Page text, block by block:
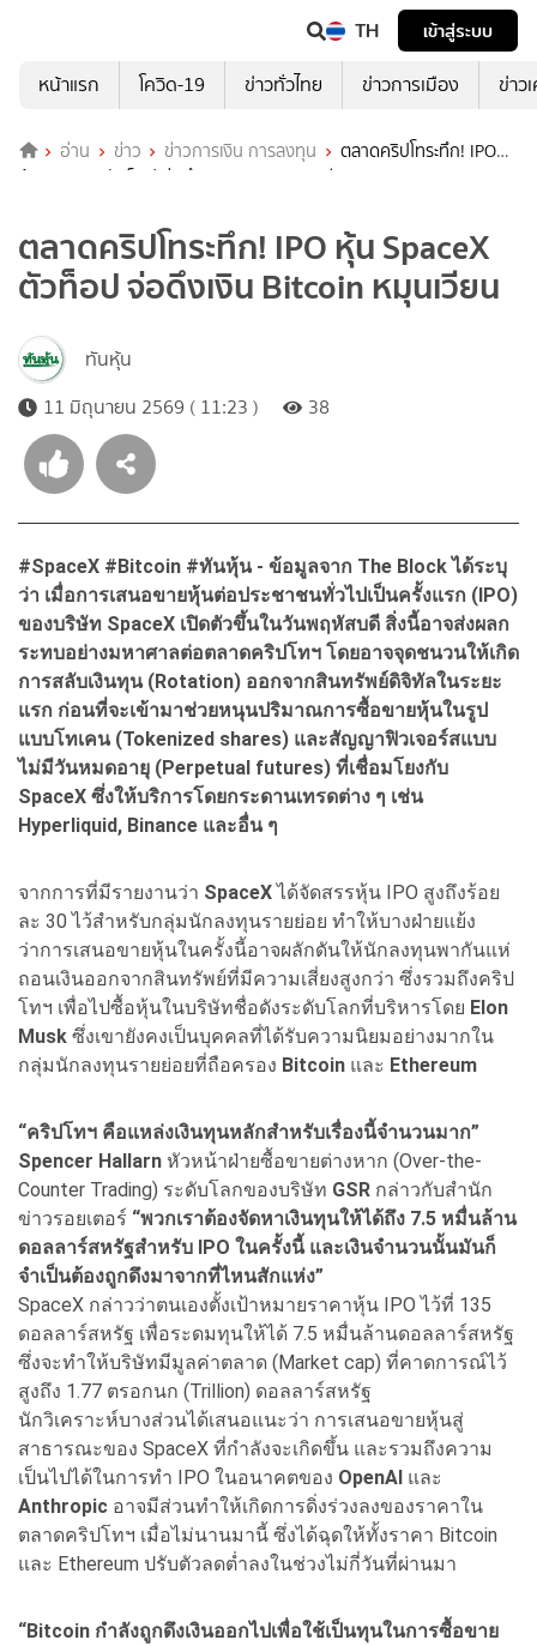
TH
เข้าสู่ระบบ
หน้าแรก
โควิด-19 ข่าวทั่วไทย ข่าวการเมือง ข่าว
อ่าน ข่าว ข่าวการเงิน การลงทุน
ตลาดคริปโทระทึก! IPO
หุ้น SpaceX ตัวท็อป จ่อดึงเงิน Bitcoin หมุนเวียน
ตลาดคริปโทระทึก! IPO หุ้น SpaceX
ตัวท็อป จ่อดึงเงิน Bitcoin หมุนเวียน
ทันหุ้น
11 มิถุนายน 2569 ( 11:23 )
38
#SpaceX #Bitcoin #ทันหุ้น - ข้อมูลจาก The Blockได้ระบุ
ว่า เมื่อการเสนอขายหุ้นต่อประชาชนทั่วไปเป็นครั้งแรก (IPO)
ของบริษัท SpaceX เปิดตัวขึ้นในวันพฤหัสบดี สิ่งนี้อาจส่งผลก
ระทบอย่างมหาศาลต่อตลาดคริปโทฯ โดยอาจจุดชนวนให้เกิด
การสลับเงินทุน (Rotation) ออกจากสินทรัพย์ดิจิทัลในระยะ
แรก ก่อนที่จะเข้ามาช่วยหนุนปริมาณการซื้อขายหุ้นในรูป
แบบโทเคน (Tokenized shares) และสัญญาฟิวเจอร์สแบบ
ไม่มีวันหมดอายุ (Perpetual futures) ที่เชื่อมโยงกับ
SpaceX ซึ่งให้บริการโดยกระดานเทรดต่าง ๆ เช่น
Hyperliquid, Binance และอื่น ๆ
จากการที่มีรายงานว่า SpaceXได้จัดสรรหุ้น IPO สูงถึงร้อย
ละ 30 ไว้สำหรับกลุ่มนักลงทุนรายย่อย ทำให้บางฝ่ายแย้ง
ว่าการเสนอขายหุ้นในครั้งนี้อาจผลักดันให้นักลงทุนพากันแห่
ถอนเงินออกจากสินทรัพย์ที่มีความเสี่ยงสูงกว่า ซึ่งรวมถึงคริป
โทฯ เพื่อไปซื้อหุ้นในบริษัทชื่อดังระดับโลกที่บริหารโดย Elon
Musk ซึ่งเขายังคงเป็นบุคคลที่ได้รับความนิยมอย่างมากใน
กลุ่มนักลงทุนรายย่อยที่ถือครอง Bitcoin และ Ethereum
“คริปโทฯ คือแหล่งเงินทุนหลักสำหรับเรื่องนี้จำนวนมาก”
Spencer Hallarn หัวหน้าฝ่ายซื้อขายต่างหาก (Over-the-
Counter Trading) ระดับโลกของบริษัท GSR กล่าวกับสำนัก
ข่าวรอยเตอร์ “พวกเราต้องจัดหาเงินทุนให้ได้ถึง 7.5 หมื่นล้าน
ดอลลาร์สหรัฐสำหรับ IPO ในครั้งนี้ และเงินจำนวนนั้นมันก็
จำเป็นต้องถูกดึงมาจากที่ไหนสักแห่ง”
SpaceX กล่าวว่าตนเองตั้งเป้าหมายราคาหุ้น IPO ไว้ที่ 135
ดอลลาร์สหรัฐ เพื่อระดมทุนให้ได้ 7.5 หมื่นล้านดอลลาร์สหรัฐ
ซึ่งจะทำให้บริษัทมีมูลค่าตลาด (Market cap) ที่คาดการณ์ไว้
สูงถึง 1.77 ตรอกนก (Trillion) ดอลลาร์สหรัฐ
นักวิเคราะห์บางส่วนได้เสนอแนะว่า การเสนอขายหุ้นสู่
สาธารณะของ SpaceX ที่กำลังจะเกิดขึ้น และรวมถึงความ
เป็นไปได้ในการทำ IPO ในอนาคตของ OpenAI และ
Anthropic อาจมีส่วนทำให้เกิดการดิ่งร่วงลงของราคาใน
ตลาดคริปโทฯ เมื่อไม่นานมานี้ ซึ่งได้ฉุดให้ทั้งราคา Bitcoin
และ Ethereum ปรับตัวลดต่ำลงในช่วงไม่กี่วันที่ผ่านมา
“Bitcoin กำลังถูกดึงเงินออกไปเพื่อใช้เป็นทุนในการซื้อขาย